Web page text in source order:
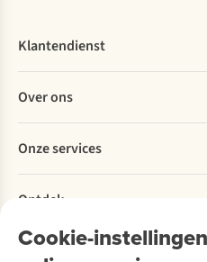
Cookie-
Klantendienst
Bestellen
Betalen
Levering
Retourneren
Bestelling herroepen
Garantie
Over ons
Explore More
Verantwoord ondernemen
Over Ayacucho
Onze winkels
Over A.S.Adventure
Onze services
Ski-onderhoud
Wasservice
Ontdek
A.S.Magazine